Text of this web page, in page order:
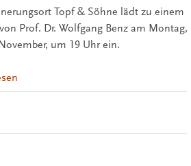
Topf & Söhne lädt zu einem
Prof. Dr. Wolfgang Benz am Montag,
um 19 Uhr ein.